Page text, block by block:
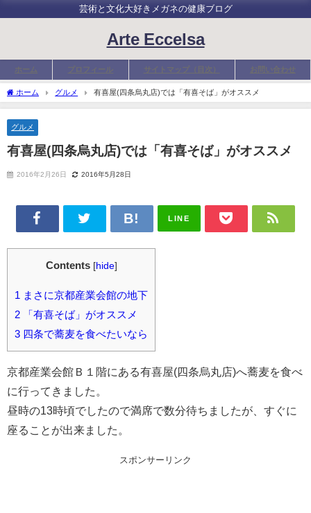
芸術と文化大好きメガネの健康ブログ
Arte Eccelsa
ホーム プロフィール サイトマップ（目次） お問い合わせ
ホーム グルメ 有喜屋(四条烏丸店)では「有喜そば」がオススメ
グルメ
有喜屋(四条烏丸店)では「有喜そば」がオススメ
2016年2月26日 2016年5月28日
LINE
Contents [hide]
1 まさに京都産業会館の地下
2 「有喜そば」がオススメ
3 四条で蕎麦を食べたいなら
京都産業会館Ｂ１階にある有喜屋(四条烏丸店)へ蕎麦を食べ
に行ってきました。
昼時の13時頃でしたので満席で数分待ちましたが、すぐに
座ることが出来ました。
スポンサーリンク